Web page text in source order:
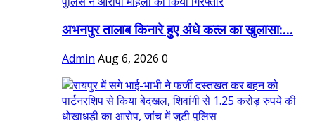
अभनपुर तालाब किनारे हुए अंधे कत्ल का खुलासा:...
Admin Aug 6, 2026 0